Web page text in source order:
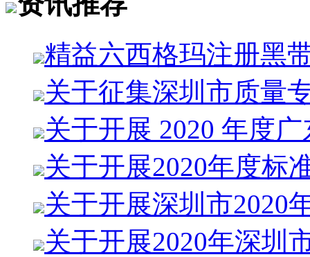
精益六西格玛注册黑
关于征集深圳市质量
关于开展 2020 年度
关于开展2020年度标
关于开展深圳市2020
关于开展2020年深圳